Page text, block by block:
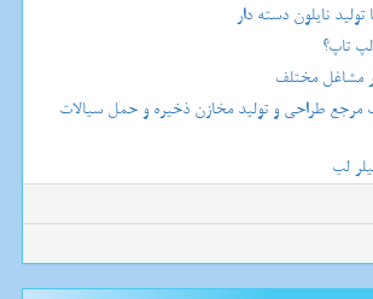
نایلون دسته دار
تاپ؟
مشاغل مختلف
مرجع طراحی و تولید مخازن ذخیره و حمل سیالات
لب